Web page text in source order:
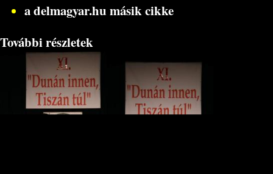
a delmagyar.hu másik cikke
További részletek